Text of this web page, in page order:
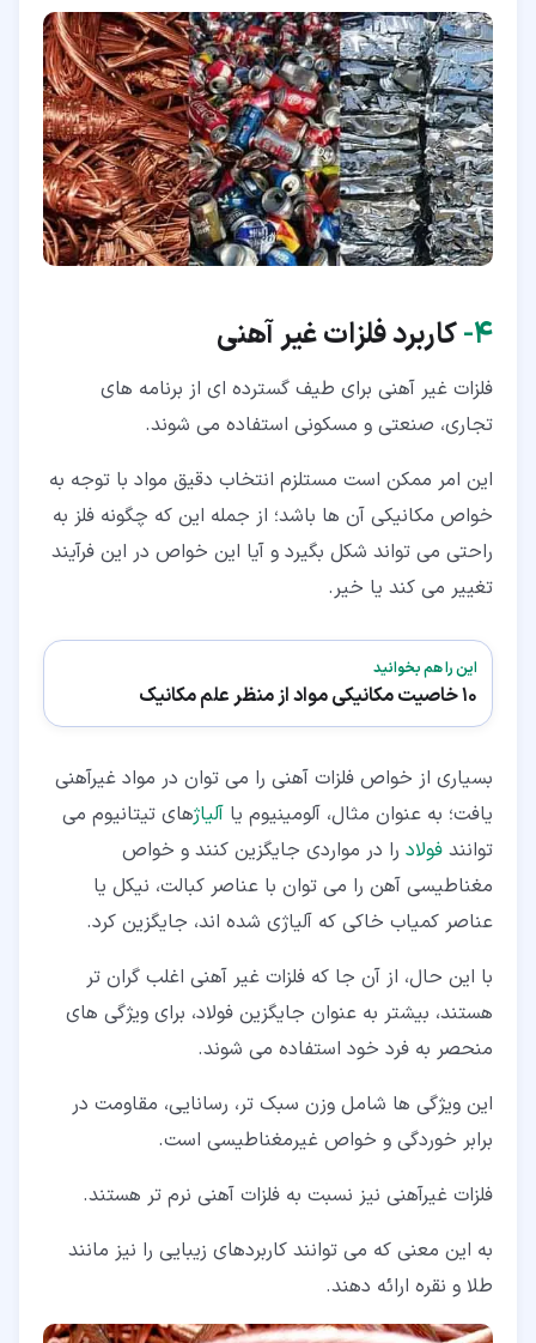
۴‏- کاربرد فلزات غیر آهنی
فلزات غیر آهنی برای طیف گسترده ای از برنامه های
تجاری، صنعتی و مسکونی استفاده می شوند.
این امر ممکن است مستلزم انتخاب دقیق مواد با توجه به
خواص مکانیکی آن ها باشد؛ از جمله این که چگونه فلز به
راحتی می تواند شکل بگیرد و آیا این خواص در این فرآیند
تغییر می کند یا خیر.
این را هم بخوانید
10 خاصیت مکانیکی مواد از منظر علم مکانیک
بسیاری از خواص فلزات آهنی را می توان در مواد غیرآهنی
یافت؛ به عنوان مثال، آلومینیوم یا آلیاژهای تیتانیوم می
توانند فولاد را در مواردی جایگزین کنند و خواص
مغناطیسی آهن را می توان با عناصر کبالت، نیکل یا
عناصر کمیاب خاکی که آلیاژی شده اند، جایگزین کرد.
با این حال، از آن جا که فلزات غیر آهنی اغلب گران تر
هستند، بیشتر به عنوان جایگزین فولاد، برای ویژگی های
منحصر به فرد خود استفاده می شوند.
این ویژگی ها شامل وزن سبک تر، رسانایی، مقاومت در
برابر خوردگی و خواص غیرمغناطیسی است.
فلزات غیرآهنی نیز نسبت به فلزات آهنی نرم تر هستند.
به این معنی که می توانند کاربردهای زیبایی را نیز مانند
طلا و نقره ارائه دهند.